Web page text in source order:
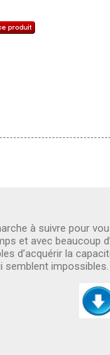
à suivre pour
et avec beaucoup
d’acquérir la
semblent impossibles.